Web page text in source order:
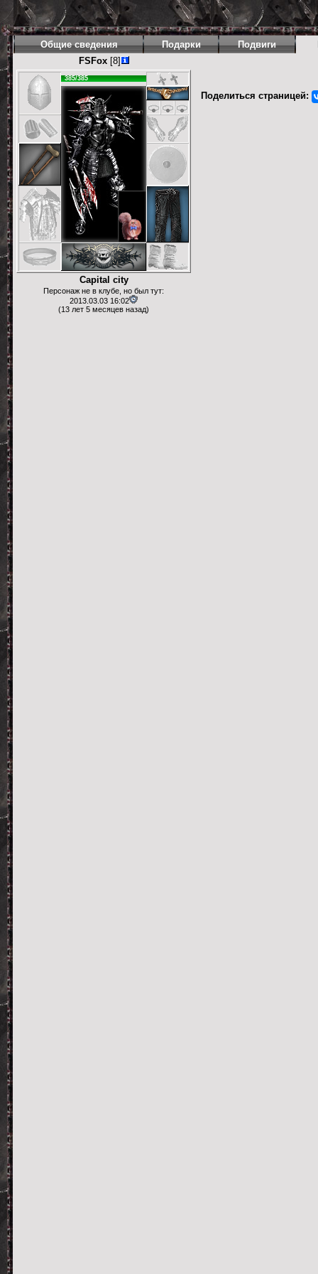
Общие сведения Подарки Подвиги
FSFox[8]
385/385
Capital city
Персонаж не в клубе, но был тут:
2013.03.03 16:02
(13 лет 5 месяцев назад)
Поделиться страницей: